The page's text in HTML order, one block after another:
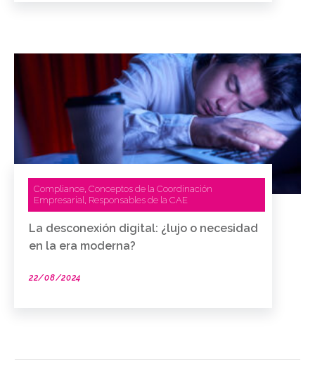
Compliance, Conceptos de la Coordinación
Empresarial , Responsables de la CAE
La desconexión digital: ¿lujo o necesidad
en la era moderna?
22/08/2024